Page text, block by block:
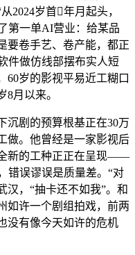
2024岁首年月起头，
第一单AI营业：给某品
要卷手艺、卷产能，都正
件做仿线部摆布实人短
60岁的影视平易近工糊口
月以来。
剧的预算根基正在30万
做。他曾经是一家影视后
新的工种正正在呈现——
错误谬误是质量差。“对
汉，“抽卡还不如我”。和
如许一个剧组拍戏，前两
没有像今天如许的危机